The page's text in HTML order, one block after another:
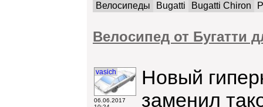
Велосипеды Bugatti Bugatti Chiron
Велосипед от Бугатти
vasich
06.06.2017
Новый
заменил